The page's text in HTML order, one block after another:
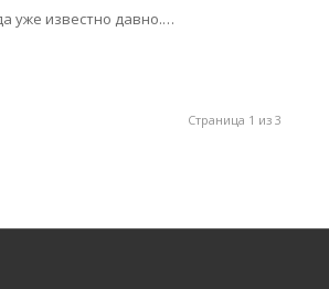
уже известно давно.…
Страница 1 из 3